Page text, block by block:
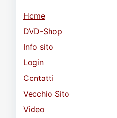
Home
DVD-Shop
Info sito
Login
Contatti
Vecchio Sito
Video